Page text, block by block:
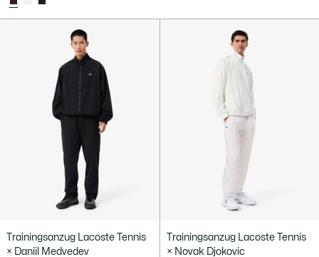
Trainingsanzug Lacoste Tennis
× Daniil Medvedev
Trainingsanzug Lacoste Tennis
× Novak Djokovic